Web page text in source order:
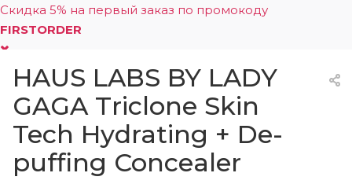
Скидка 5% на первый заказ по промокоду
FIRSTORDER
0
HAUS LABS BY LADY
GAGA Triclone Skin
Tech Hydrating + De-
puffing Concealer